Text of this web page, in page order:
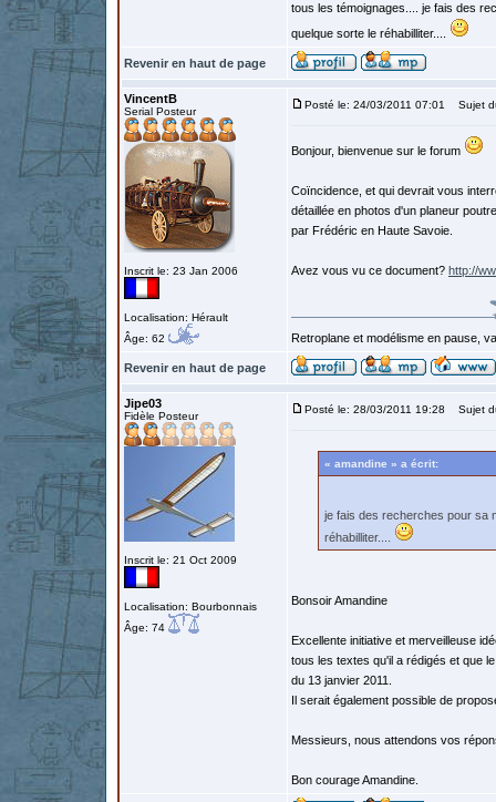
tous les témoignages.... je fais des
quelque sorte le réhabilliter....
Revenir en haut de page
VincentB
Serial Posteur
Inscrit le: 23 Jan 2006
Localisation: Hérault
Âge: 62
Posté le: 24/03/2011 07:01 Sujet
Bonjour, bienvenue sur le forum
Coïncidence, et qui devrait vous
détaillée en photos d'un planeur
par Frédéric en Haute Savoie.
Avez vous vu ce document? http://
Retroplane et modélisme en pause,
Revenir en haut de page
Jipe03
Fidèle Posteur
Inscrit le: 21 Oct 2009
Localisation: Bourbonnais
Âge: 74
Posté le: 28/03/2011 19:28 Sujet
« amandine » a écrit:
je fais des recherches pour sa
réhabilliter....
Bonsoir Amandine
Excellente initiative et merveilleuse
tous les textes qu'il a rédigés et que
du 13 janvier 2011.
Il serait également possible de
Messieurs, nous attendons vos
Bon courage Amandine.